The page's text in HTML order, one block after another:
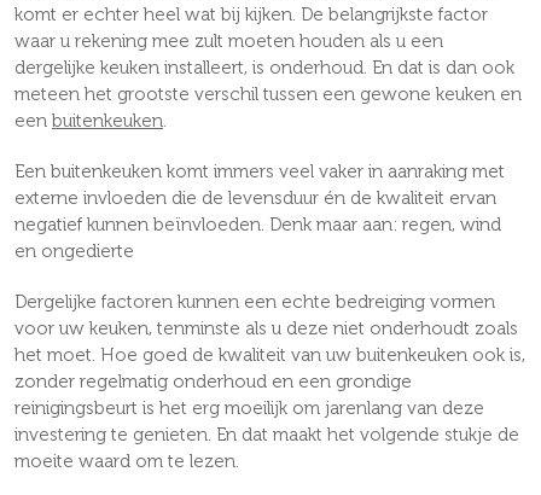
komt er echter heel wat bij kijken. De belangrijkste factor
waar u rekening mee zult moeten houden als u een
dergelijke keuken installeert, is onderhoud. En dat is dan ook
meteen het grootste verschil tussen een gewone keuken en
een buitenkeuken.
Een buitenkeuken komt immers veel vaker in aanraking met
externe invloeden die de levensduur én de kwaliteit ervan
negatief kunnen beïnvloeden. Denk maar aan: regen, wind
en ongedierte
Dergelijke factoren kunnen een echte bedreiging vormen
voor uw keuken, tenminste als u deze niet onderhoudt zoals
het moet. Hoe goed de kwaliteit van uw buitenkeuken ook is,
zonder regelmatig onderhoud en een grondige
reinigingsbeurt is het erg moeilijk om jarenlang van deze
investering te genieten. En dat maakt het volgende stukje de
moeite waard om te lezen.